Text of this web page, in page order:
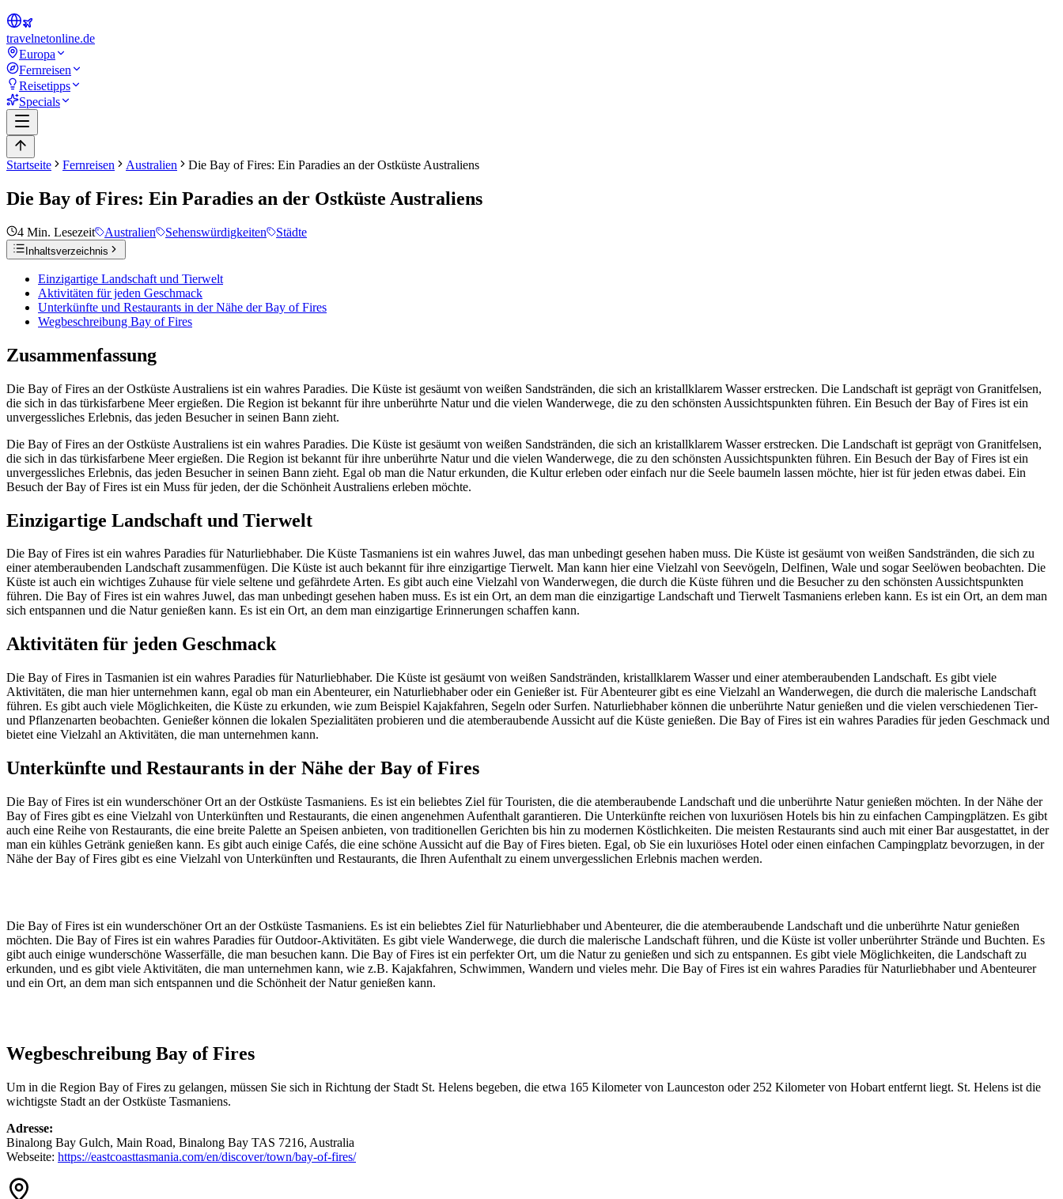
travelnetonline.de
Europa
Fernreisen
Reisetipps
Specials
Startseite Fernreisen Australien Die Bay of Fires: Ein Paradies an der Ostküste Australiens
Die Bay of Fires: Ein Paradies an der Ostküste Australiens
4 Min. Lesezeit Australien Sehenswürdigkeiten Städte
Inhaltsverzeichnis
Einzigartige Landschaft und Tierwelt
Aktivitäten für jeden Geschmack
Unterkünfte und Restaurants in der Nähe der Bay of Fires
Wegbeschreibung Bay of Fires
Zusammenfassung
Die Bay of Fires an der Ostküste Australiens ist ein wahres Paradies. Die Küste ist gesäumt von weißen Sandstränden, die sich an kristallklarem Wasser erstrecken. Die Landschaft ist geprägt von Granitfelsen,
die sich in das türkisfarbene Meer ergießen. Die Region ist bekannt für ihre unberührte Natur und die vielen Wanderwege, die zu den schönsten Aussichtspunkten führen. Ein Besuch der Bay of Fires ist ein
unvergessliches Erlebnis, das jeden Besucher in seinen Bann zieht.
Die Bay of Fires an der Ostküste Australiens ist ein wahres Paradies. Die Küste ist gesäumt von weißen Sandstränden, die sich an kristallklarem Wasser erstrecken. Die Landschaft ist geprägt von Granitfelsen,
die sich in das türkisfarbene Meer ergießen. Die Region ist bekannt für ihre unberührte Natur und die vielen Wanderwege, die zu den schönsten Aussichtspunkten führen. Ein Besuch der Bay of Fires ist ein
unvergessliches Erlebnis, das jeden Besucher in seinen Bann zieht. Egal ob man die Natur erkunden, die Kultur erleben oder einfach nur die Seele baumeln lassen möchte, hier ist für jeden etwas dabei. Ein
Besuch der Bay of Fires ist ein Muss für jeden, der die Schönheit Australiens erleben möchte.
Einzigartige Landschaft und Tierwelt
Die Bay of Fires ist ein wahres Paradies für Naturliebhaber. Die Küste Tasmaniens ist ein wahres Juwel, das man unbedingt gesehen haben muss. Die Küste ist gesäumt von weißen Sandstränden, die sich zu
einer atemberaubenden Landschaft zusammenfügen. Die Küste ist auch bekannt für ihre einzigartige Tierwelt. Man kann hier eine Vielzahl von Seevögeln, Delfinen, Wale und sogar Seelöwen beobachten. Die
Küste ist auch ein wichtiges Zuhause für viele seltene und gefährdete Arten. Es gibt auch eine Vielzahl von Wanderwegen, die durch die Küste führen und die Besucher zu den schönsten Aussichtspunkten
führen. Die Bay of Fires ist ein wahres Juwel, das man unbedingt gesehen haben muss. Es ist ein Ort, an dem man die einzigartige Landschaft und Tierwelt Tasmaniens erleben kann. Es ist ein Ort, an dem man
sich entspannen und die Natur genießen kann. Es ist ein Ort, an dem man einzigartige Erinnerungen schaffen kann.
Aktivitäten für jeden Geschmack
Die Bay of Fires in Tasmanien ist ein wahres Paradies für Naturliebhaber. Die Küste ist gesäumt von weißen Sandstränden, kristallklarem Wasser und einer atemberaubenden Landschaft. Es gibt viele
Aktivitäten, die man hier unternehmen kann, egal ob man ein Abenteurer, ein Naturliebhaber oder ein Genießer ist. Für Abenteurer gibt es eine Vielzahl an Wanderwegen, die durch die malerische Landschaft
führen. Es gibt auch viele Möglichkeiten, die Küste zu erkunden, wie zum Beispiel Kajakfahren, Segeln oder Surfen. Naturliebhaber können die unberührte Natur genießen und die vielen verschiedenen Tier-
und Pflanzenarten beobachten. Genießer können die lokalen Spezialitäten probieren und die atemberaubende Aussicht auf die Küste genießen. Die Bay of Fires ist ein wahres Paradies für jeden Geschmack und
bietet eine Vielzahl an Aktivitäten, die man unternehmen kann.
Unterkünfte und Restaurants in der Nähe der Bay of Fires
Die Bay of Fires ist ein wunderschöner Ort an der Ostküste Tasmaniens. Es ist ein beliebtes Ziel für Touristen, die die atemberaubende Landschaft und die unberührte Natur genießen möchten. In der Nähe der
Bay of Fires gibt es eine Vielzahl von Unterkünften und Restaurants, die einen angenehmen Aufenthalt garantieren. Die Unterkünfte reichen von luxuriösen Hotels bis hin zu einfachen Campingplätzen. Es gibt
auch eine Reihe von Restaurants, die eine breite Palette an Speisen anbieten, von traditionellen Gerichten bis hin zu modernen Köstlichkeiten. Die meisten Restaurants sind auch mit einer Bar ausgestattet, in der
man ein kühles Getränk genießen kann. Es gibt auch einige Cafés, die eine schöne Aussicht auf die Bay of Fires bieten. Egal, ob Sie ein luxuriöses Hotel oder einen einfachen Campingplatz bevorzugen, in der
Nähe der Bay of Fires gibt es eine Vielzahl von Unterkünften und Restaurants, die Ihren Aufenthalt zu einem unvergesslichen Erlebnis machen werden.
Die Bay of Fires ist ein wunderschöner Ort an der Ostküste Tasmaniens. Es ist ein beliebtes Ziel für Naturliebhaber und Abenteurer, die die atemberaubende Landschaft und die unberührte Natur genießen
möchten. Die Bay of Fires ist ein wahres Paradies für Outdoor-Aktivitäten. Es gibt viele Wanderwege, die durch die malerische Landschaft führen, und die Küste ist voller unberührter Strände und Buchten. Es
gibt auch einige wunderschöne Wasserfälle, die man besuchen kann. Die Bay of Fires ist ein perfekter Ort, um die Natur zu genießen und sich zu entspannen. Es gibt viele Möglichkeiten, die Landschaft zu
erkunden, und es gibt viele Aktivitäten, die man unternehmen kann, wie z.B. Kajakfahren, Schwimmen, Wandern und vieles mehr. Die Bay of Fires ist ein wahres Paradies für Naturliebhaber und Abenteurer
und ein Ort, an dem man sich entspannen und die Schönheit der Natur genießen kann.
Wegbeschreibung Bay of Fires
Um in die Region Bay of Fires zu gelangen, müssen Sie sich in Richtung der Stadt St. Helens begeben, die etwa 165 Kilometer von Launceston oder 252 Kilometer von Hobart entfernt liegt. St. Helens ist die
wichtigste Stadt an der Ostküste Tasmaniens.
Adresse:
Binalong Bay Gulch, Main Road, Binalong Bay TAS 7216, Australia
Webseite: https://eastcoasttasmania.com/en/discover/town/bay-of-fires/